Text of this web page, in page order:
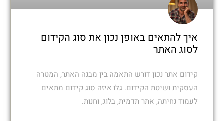
איך להתאים באופן נכון את סוג הקידום
לסוג האתר
קידום אתר נכון דורש התאמה בין מבנה האתר, המטרה
העסקית ושיטת הקידום. גלו איזה סוג קידום מתאים
לעמוד נחיתה, אתר תדמית, בלוג, וחנות.